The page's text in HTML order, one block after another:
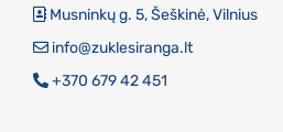
Musninkų g. 5, Šeškinė, Vilnius
info@zuklesiranga.lt
+370 679 42 451